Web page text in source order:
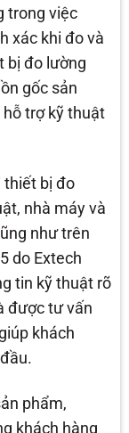
trong việc
xác khi đo và
bị đo lường
gốc sản
trợ kỹ thuật
thiết bị đo
nhà máy và
như trên
do Extech
tin kỹ thuật rõ
được tư vấn
khách
phẩm,
khách hàng